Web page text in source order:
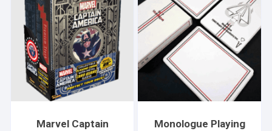
Marvel Captain
Monologue Playing